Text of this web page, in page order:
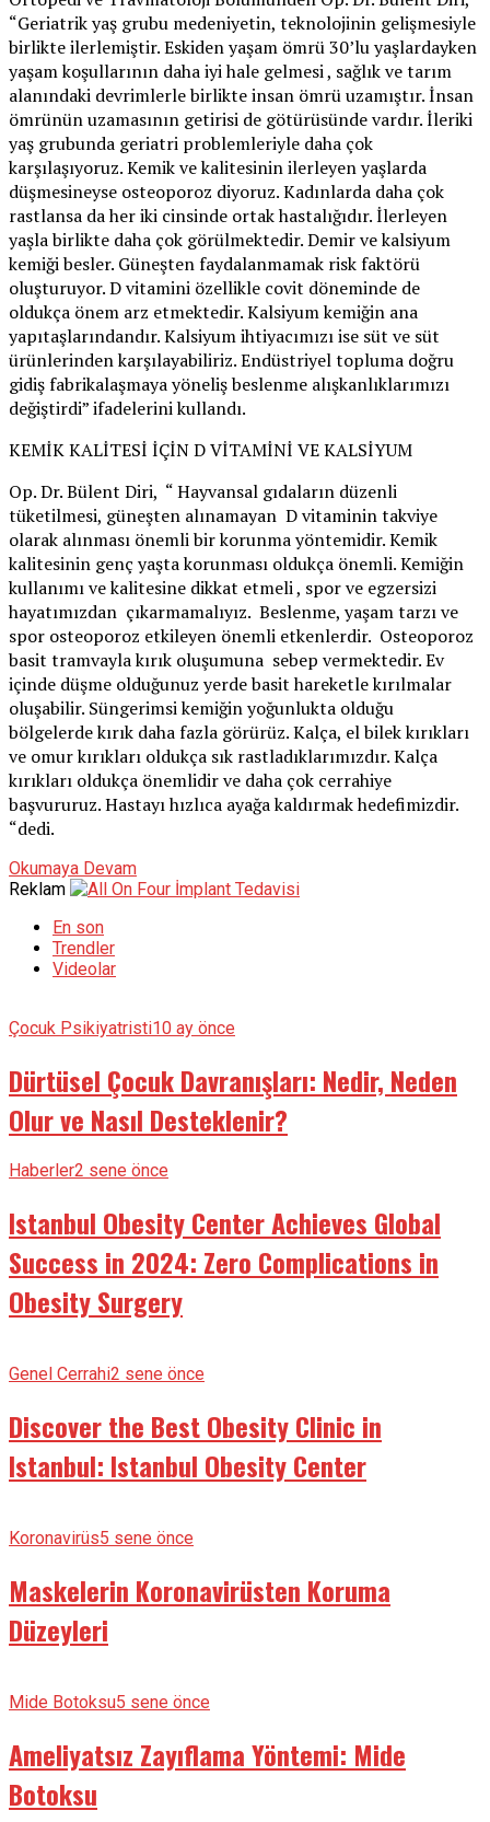
“Geriatrik yaş grubu medeniyetin, teknolojinin gelişmesiyle
birlikte ilerlemiştir. Eskiden yaşam ömrü 30’lu yaşlardayken
yaşam koşullarının daha iyi hale gelmesi , sağlık ve tarım
alanındaki devrimlerle birlikte insan ömrü uzamıştır. İnsan
ömrünün uzamasının getirisi de götürüsünde vardır. İleriki
yaş grubunda geriatri problemleriyle daha çok
karşılaşıyoruz. Kemik ve kalitesinin ilerleyen yaşlarda
düşmesineyse osteoporoz diyoruz. Kadınlarda daha çok
rastlansa da her iki cinsinde ortak hastalığıdır. İlerleyen
yaşla birlikte daha çok görülmektedir. Demir ve kalsiyum
kemiği besler. Güneşten faydalanmamak risk faktörü
oluşturuyor. D vitamini özellikle covit döneminde de
oldukça önem arz etmektedir. Kalsiyum kemiğin ana
yapıtaşlarındandır. Kalsiyum ihtiyacımızı ise süt ve süt
ürünlerinden karşılayabiliriz. Endüstriyel topluma doğru
gidiş fabrikalaşmaya yöneliş beslenme alışkanlıklarımızı
değiştirdi” ifadelerini kullandı.
KEMİK KALİTESİ İÇİN D VİTAMİNİ VE KALSİYUM
Op. Dr. Bülent Diri, “ Hayvansal gıdaların düzenli
tüketilmesi, güneşten alınamayan D vitaminin takviye
olarak alınması önemli bir korunma yöntemidir. Kemik
kalitesinin genç yaşta korunması oldukça önemli. Kemiğin
kullanımı ve kalitesine dikkat etmeli , spor ve egzersizi
hayatımızdan çıkarmamalıyız. Beslenme, yaşam tarzı ve
spor osteoporoz etkileyen önemli etkenlerdir. Osteoporoz
basit tramvayla kırık oluşumuna sebep vermektedir. Ev
içinde düşme olduğunuz yerde basit hareketle kırılmalar
oluşabilir. Süngerimsi kemiğin yoğunlukta olduğu
bölgelerde kırık daha fazla görürüz. Kalça, el bilek kırıkları
ve omur kırıkları oldukça sık rastladıklarımızdır. Kalça
kırıkları oldukça önemlidir ve daha çok cerrahiye
başvururuz. Hastayı hızlıca ayağa kaldırmak hedefimizdir.
“dedi.
Okumaya Devam
Reklam
En son
Trendler
Videolar
Çocuk Psikiyatristi10 ay önce
Dürtüsel Çocuk Davranışları: Nedir, Neden
Olur ve Nasıl Desteklenir?
Haberler2 sene önce
Istanbul Obesity Center Achieves Global
Success in 2024: Zero Complications in
Obesity Surgery
Genel Cerrahi2 sene önce
Discover the Best Obesity Clinic in
Istanbul: Istanbul Obesity Center
Koronavirüs5 sene önce
Maskelerin Koronavirüsten Koruma
Düzeyleri
Mide Botoksu5 sene önce
Ameliyatsız Zayıflama Yöntemi: Mide
Botoksu